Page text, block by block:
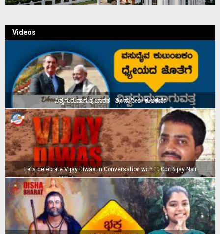
Videos
ವಿಶ್ವಗುರುವಾಗುತ್ತ ಭಾರತ – ಶ್ರೀ ಸುನೀಲ್‌ ಕುಲಕರ್ಣಿ
Lets celebrate Vijay Diwas in Conversation with Lt Cdr Bijay Nair